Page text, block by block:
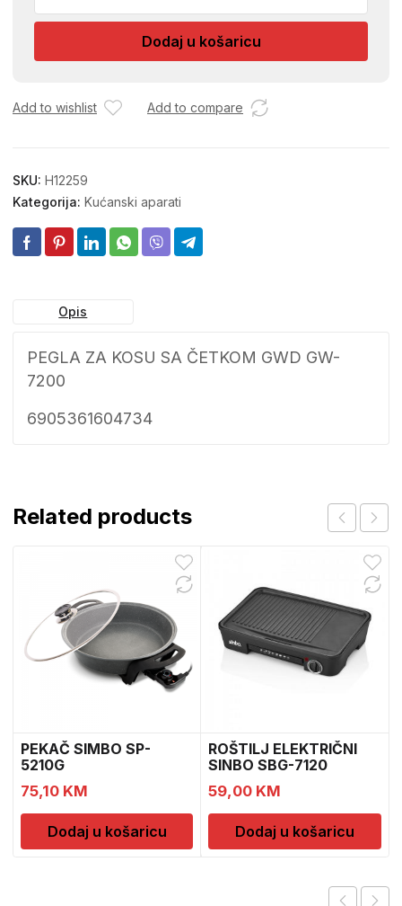
KOSU
CETKOM
količina
Dodaj u košaricu
Add to wishlist Add to compare
SKU: H12259
Kategorija: Kućanski aparati
Opis
PEGLA ZA KOSU SA ČETKOM GWD GW-
7200
6905361604734
Related products
PEKAČ SIMBO SP-
5210G
75,10 KM
Dodaj u košaricu
ROŠTILJ ELEKTRIČNI
SINBO SBG-7120
59,00 KM
Dodaj u košaricu